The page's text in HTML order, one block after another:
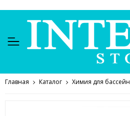
Главная Каталог Химия для